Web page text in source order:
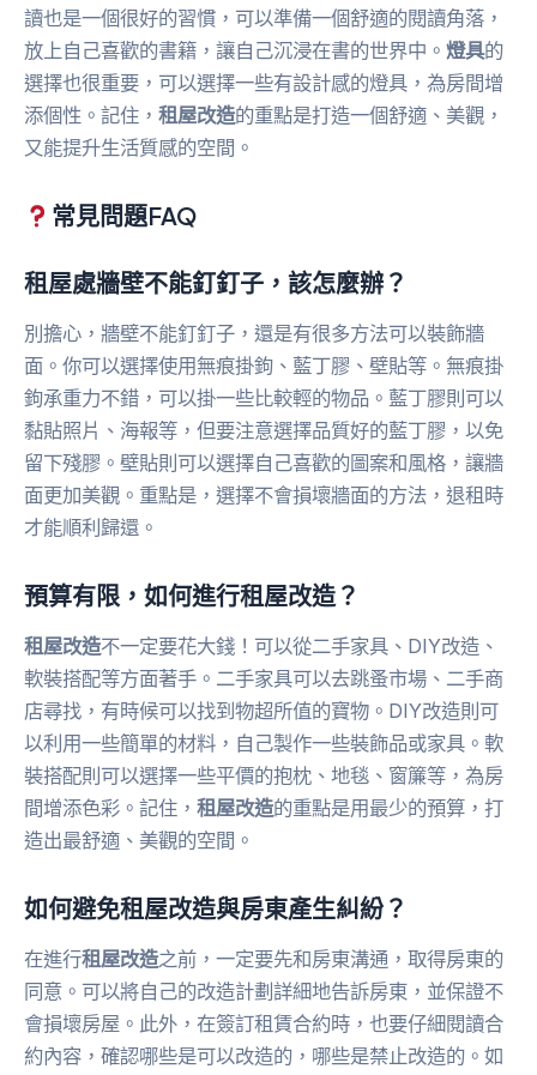
讀也是一個很好的習慣，可以準備一個舒適的閱讀角落，
放上自己喜歡的書籍，讓自己沉浸在書的世界中。 燈具的
選擇也很重要，可以選擇一些有設計感的燈具，為房間增
添個性。記住， 租屋改造的重點是打造一個舒適、美觀，
又能提升生活質感的空間。
常見問題FAQ
租屋處牆壁不能釘釘子，該怎麼辦？
別擔心，牆壁不能釘釘子，還是有很多方法可以裝飾牆
面。你可以選擇使用無痕掛鉤、藍丁膠、壁貼等。無痕掛
鉤承重力不錯，可以掛一些比較輕的物品。藍丁膠則可以
黏貼照片、海報等，但要注意選擇品質好的藍丁膠，以免
留下殘膠。壁貼則可以選擇自己喜歡的圖案和風格，讓牆
面更加美觀。重點是，選擇不會損壞牆面的方法，退租時
才能順利歸還。
預算有限，如何進行租屋改造？
租屋改造不一定要花大錢！可以從二手家具、DIY改造、
軟裝搭配等方面著手。二手家具可以去跳蚤市場、二手商
店尋找，有時候可以找到物超所值的寶物。DIY改造則可
以利用一些簡單的材料，自己製作一些裝飾品或家具。軟
裝搭配則可以選擇一些平價的抱枕、地毯、窗簾等，為房
間增添色彩。記住， 租屋改造的重點是用最少的預算，打
造出最舒適、美觀的空間。
如何避免租屋改造與房東產生糾紛？
在進行租屋改造之前，一定要先和房東溝通，取得房東的
同意。可以將自己的改造計劃詳細地告訴房東，並保證不
會損壞房屋。此外，在簽訂租賃合約時，也要仔細閱讀合
約內容，確認哪些是可以改造的，哪些是禁止改造的。如